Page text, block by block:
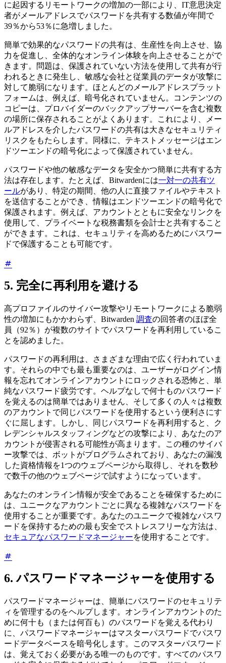
に起因するリモートワークの増加の一部により、IT意思決定
者がメールアドレスでパスワードを共有する数値が年間で
39％から53％に急増しました。
簡単で効果的なパスワードの共有は、生産性を向上させ、協
力を促進し、全体的なオンライン体験を向上させることがで
きます。問題は、保護されていない方法を使用して共有が行
われるときに発生し、敏感な会社と従業員のデータが攻撃に
対して脆弱になります。ほとんどのメールアドレスプラット
フォームは、例えば、暗号化されていません。コンテンツの
コピーは、プロバイダーのバックアップサーバーを含む複数
の場所に保存されることがよくあります。これにより、メー
ルアドレスを介したパスワードの共有は大きなセキュリティ
リスクをもたらします。同様に、テキストメッセージはエン
ドツーエンドの暗号化によって保護されていません。
パスワードや他の敏感なデータを安全かつ簡単に共有する方
法は存在します。たとえば、Bitwardenには一対一の共有ツ
ールがあり、特定の期間、他の人に直接ファイルやテキスト
を送信することができ、情報はエンドツーエンドの暗号化で
保護されます。例えば、アカウントとともに安全なリンクを
使用して、プライベートな税務書類を会計士と共有すること
ができます。これは、セキュリティを高めるためにパスワー
ドで保護することも可能です。
5. 完全に再利用を避ける
高プロファイルのサイバー攻撃やリモートワークによる脆弱
性の増加にもかかわらず、Bitwarden 調査の回答者のほぼ全
員（92％）が複数のサイトでパスワードを再利用しているこ
とを認めました。
パスワードの再利用は、さまざまな理由で広く行われていま
す。それらの中でも最も重要なのは、ユーザーがログイン情
報を忘れてオンラインアカウントにロックされる恐怖と、単
純なパスワード疲労です。ヘルプなしで何十ものパスワード
を覚えるのは簡単ではありません、そして多くの人々は複数
のアカウントで同じパスワードを使用するという便利さにす
ぐに屈します。しかし、同じパスワードを再利用すると、ク
レデンシャルスタッフィングなどの攻撃により、あなたのア
カウントが侵害される可能性が高まります。この種のサイバ
ー攻撃では、ボットがプログラムされており、あなたの漏洩
した資格情報を1つのウェブページから取得し、それを数秒
で数千の他のウェブページで試すようになっています。
あなたのオンライン情報が安全であることを確保するために
は、ユニークなアカウントごとに異なる複雑なパスワードを
使用することが重要です。あなたのユニークで複雑なパスワ
ードを保持するための最も安全でストレスフリーな方法は、
セキュアなパスワードマネージャーを使用することです。
6. パスワードマネージャーを使用する
パスワードマネージャーは、簡単にパスワードのセキュリテ
ィを管理するのをヘルプします。オンラインアカウントのた
めに何十も（または何百も）のパスワードを覚える代わり
に、パスワードマネージャーはマスターパスワードでパスワ
ードデータベースを暗号化します。このマスターパスワード
は、覚えておく必要がある唯一のものです。すべてのパスワ